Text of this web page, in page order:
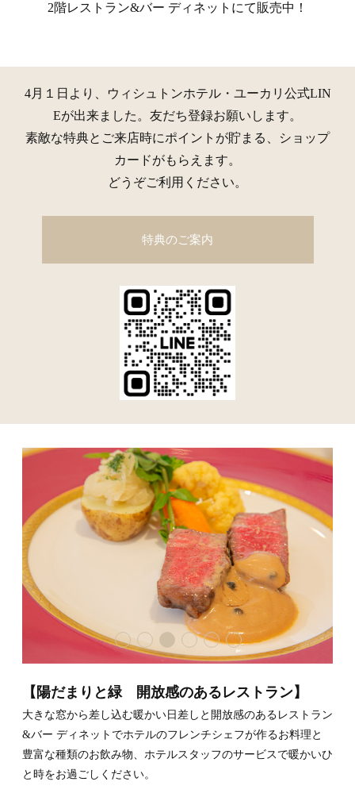
2階レストラン&バー ディネットにて販売中！
4月１日より、ウィシュトンホテル・ユーカリ公式LIN
Eが出来ました。友だち登録お願いします。
素敵な特典とご来店時にポイントが貯まる、ショップ
カードがもらえます。
どうぞご利用ください。
特典のご案内
【陽だまりと緑 開放感のあるレストラン】
大きな窓から差し込む暖かい日差しと開放感のあるレストラン
&バー ディネットでホテルのフレンチシェフが作るお料理と
豊富な種類のお飲み物、ホテルスタッフのサービスで暖かいひ
と時をお過ごしください。